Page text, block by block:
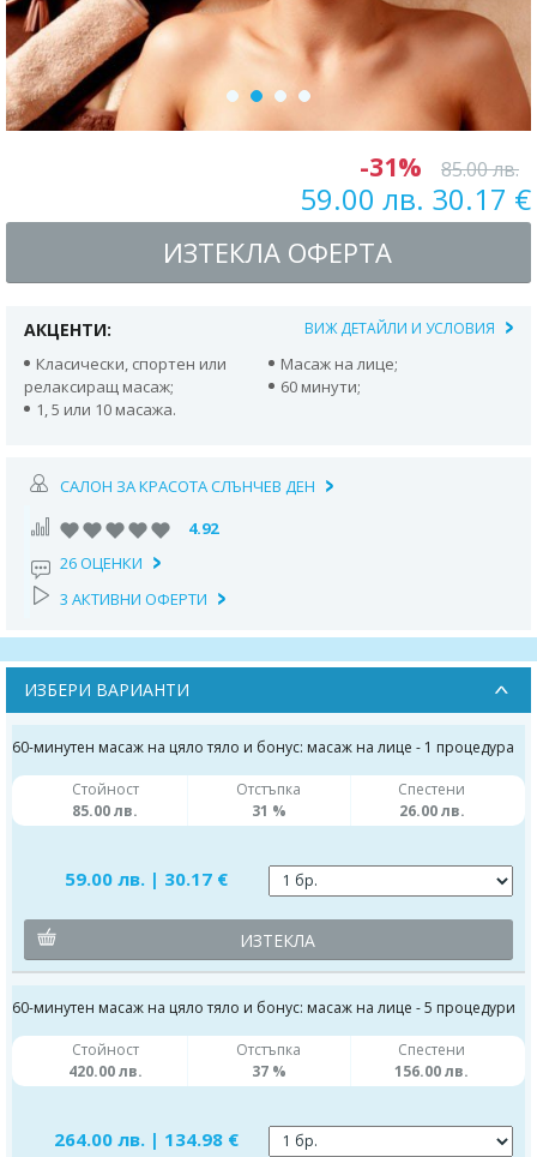
-31% 85.00 лв.
59.00 лв. 30.17 €
ИЗТЕКЛА ОФЕРТА
АКЦЕНТИ: ВИЖ ДЕТАЙЛИ И УСЛОВИЯ
Класически, спортен или
релаксиращ масаж;
Масаж на лице;
60 минути;
1, 5 или 10 масажа.
САЛОН ЗА КРАСОТА СЛЪНЧЕВ ДЕН
4.92
26 ОЦЕНКИ
3 АКТИВНИ ОФЕРТИ
ИЗБЕРИ ВАРИАНТИ
60-минутен масаж на цяло тяло и бонус: масаж на лице - 1 процедура
Стойност
85.00 лв.
Отстъпка
31 %
Спестени
26.00 лв.
59.00 лв. | 30.17 €
ИЗТЕКЛА
60-минутен масаж на цяло тяло и бонус: масаж на лице - 5 процедури
Стойност
420.00 лв.
Отстъпка
37 %
Спестени
156.00 лв.
264.00 лв. | 134.98 €